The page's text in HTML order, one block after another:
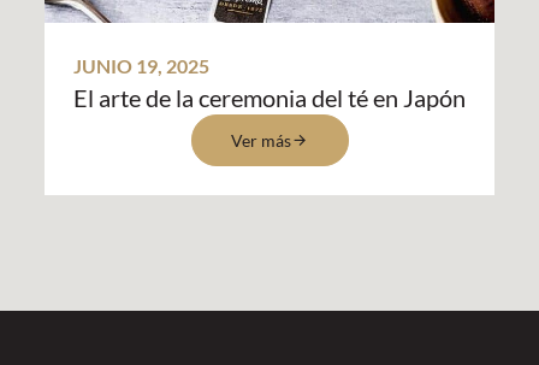
JUNIO 19, 2025
El arte de la ceremonia del té en Japón
Ver más